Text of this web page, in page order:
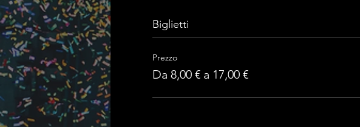
Biglietti
Prezzo
Da 8,00 € a 17,00 €